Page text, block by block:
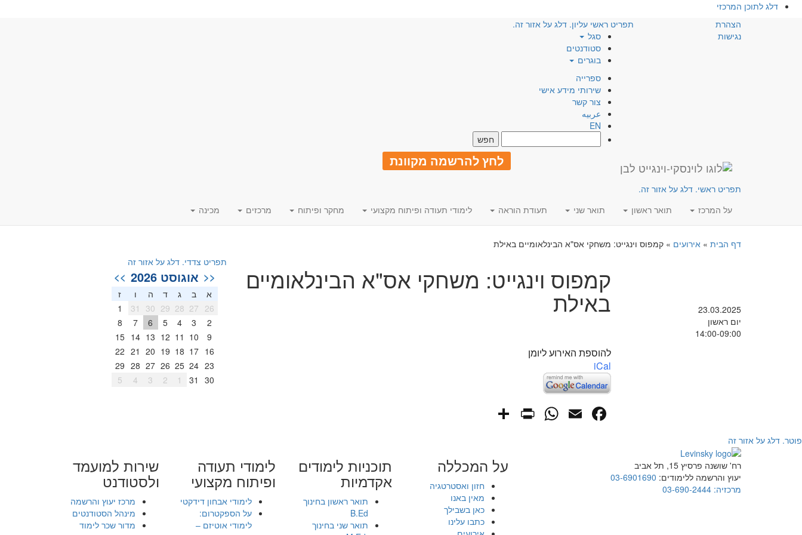
דלג לתוכן המרכזי
הצהרת
נגישות
תפריט ראשי עליון. דלג על אזור זה.
סגל
סטודנטים
בוגרים
ספרייה
שירותי מידע אישי
צור קשר
عربيه
EN
לחץ להרשמה מקוונת
תפריט ראשי. דלג על אזור זה.
על המרכז
תואר ראשון תואר שני תעודת הוראה לימודי תעודה ופיתוח מקצועי מחקר ופיתוח מרכזים מכינה
דף הבית » אירועים » קמפוס וינגייט: משחקי אס"א הבינלאומיים באילת
23.03.2025
יום ראשון
14:00-09:00
קמפוס וינגייט: משחקי אס"א הבינלאומיים
באילת
להוספת האירוע ליומן
iCal
Facebook
Email
WhatsApp
PrintFriendly
תפריט צדדי. דלג על אזור זה
<< אוגוסט 2026 >>
א ב ג ד ה ו
ז
26
27
28
29
30
31
1
2
3
4
5
6
7
8
9
10
11
12
13
14
15
16
17
18
19
20
21
22
23
24
25
26
27
28
29
30
31
1
2
3
4
5
פוטר. דלג על אזור זה
רח' שושנה פרסיץ 15, תל אביב
יעוץ והרשמה ללימודים: 03-6901690
מרכזיה: 03-690-2444
על המכללה
חזון ואסטרטגיה
מאין באנו
כאן בשבילך
כתבו עלינו
תוכניות לימודים
אקדמיות
תואר ראשון בחינוך
B.Ed
תואר שני בחינוך
לימודי תעודה
ופיתוח מקצועי
לימודי אבחון דידקטי
על הספקטרום:
לימודי אוטיזם –
שירות למועמד
ולסטודנט
מרכז יעוץ והרשמה
מינהל הסטודנטים
מדור שכר לימוד